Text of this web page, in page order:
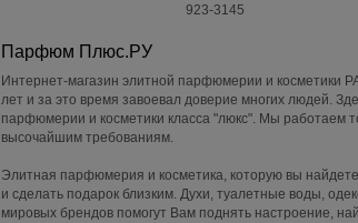
923-3145
Парфюм Плюс.РУ
Интернет-магазин элитной парфюмерии и косметики
лет и за это время завоевал доверие многих людей.
парфюмерии и косметики класса "люкс". Мы работаем
высочайшим требованиям.
Элитная парфюмерия и косметика, которую вы
и сделать подарок близким. Духи, туалетные воды,
мировых брендов помогут Вам поднять настроение,